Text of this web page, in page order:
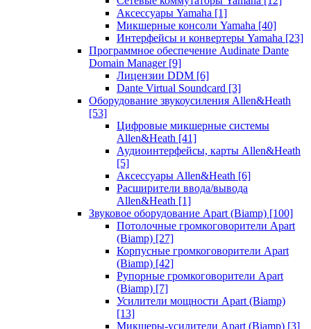
Аксессуары Yamaha [1]
Микшерные консоли Yamaha [40]
Интерфейсы и конвертеры Yamaha [23]
Программное обеспечение Audinate Dante
Domain Manager [9]
Лицензии DDM [6]
Dante Virtual Soundcard [3]
Оборудование звукоусиления Allen&Heath
[53]
Цифровые микшерные системы
Allen&Heath [41]
Аудиоинтерфейсы, карты Allen&Heath
[5]
Аксессуары Allen&Heath [6]
Расширители ввода/вывода
Allen&Heath [1]
Звуковое оборудование Apart (Biamp) [100]
Потолочные громкоговорители Apart
(Biamp) [27]
Корпусные громкоговорители Apart
(Biamp) [42]
Рупорные громкоговорители Apart
(Biamp) [7]
Усилители мощности Apart (Biamp)
[13]
Микшеры-усилители Apart (Biamp) [3]